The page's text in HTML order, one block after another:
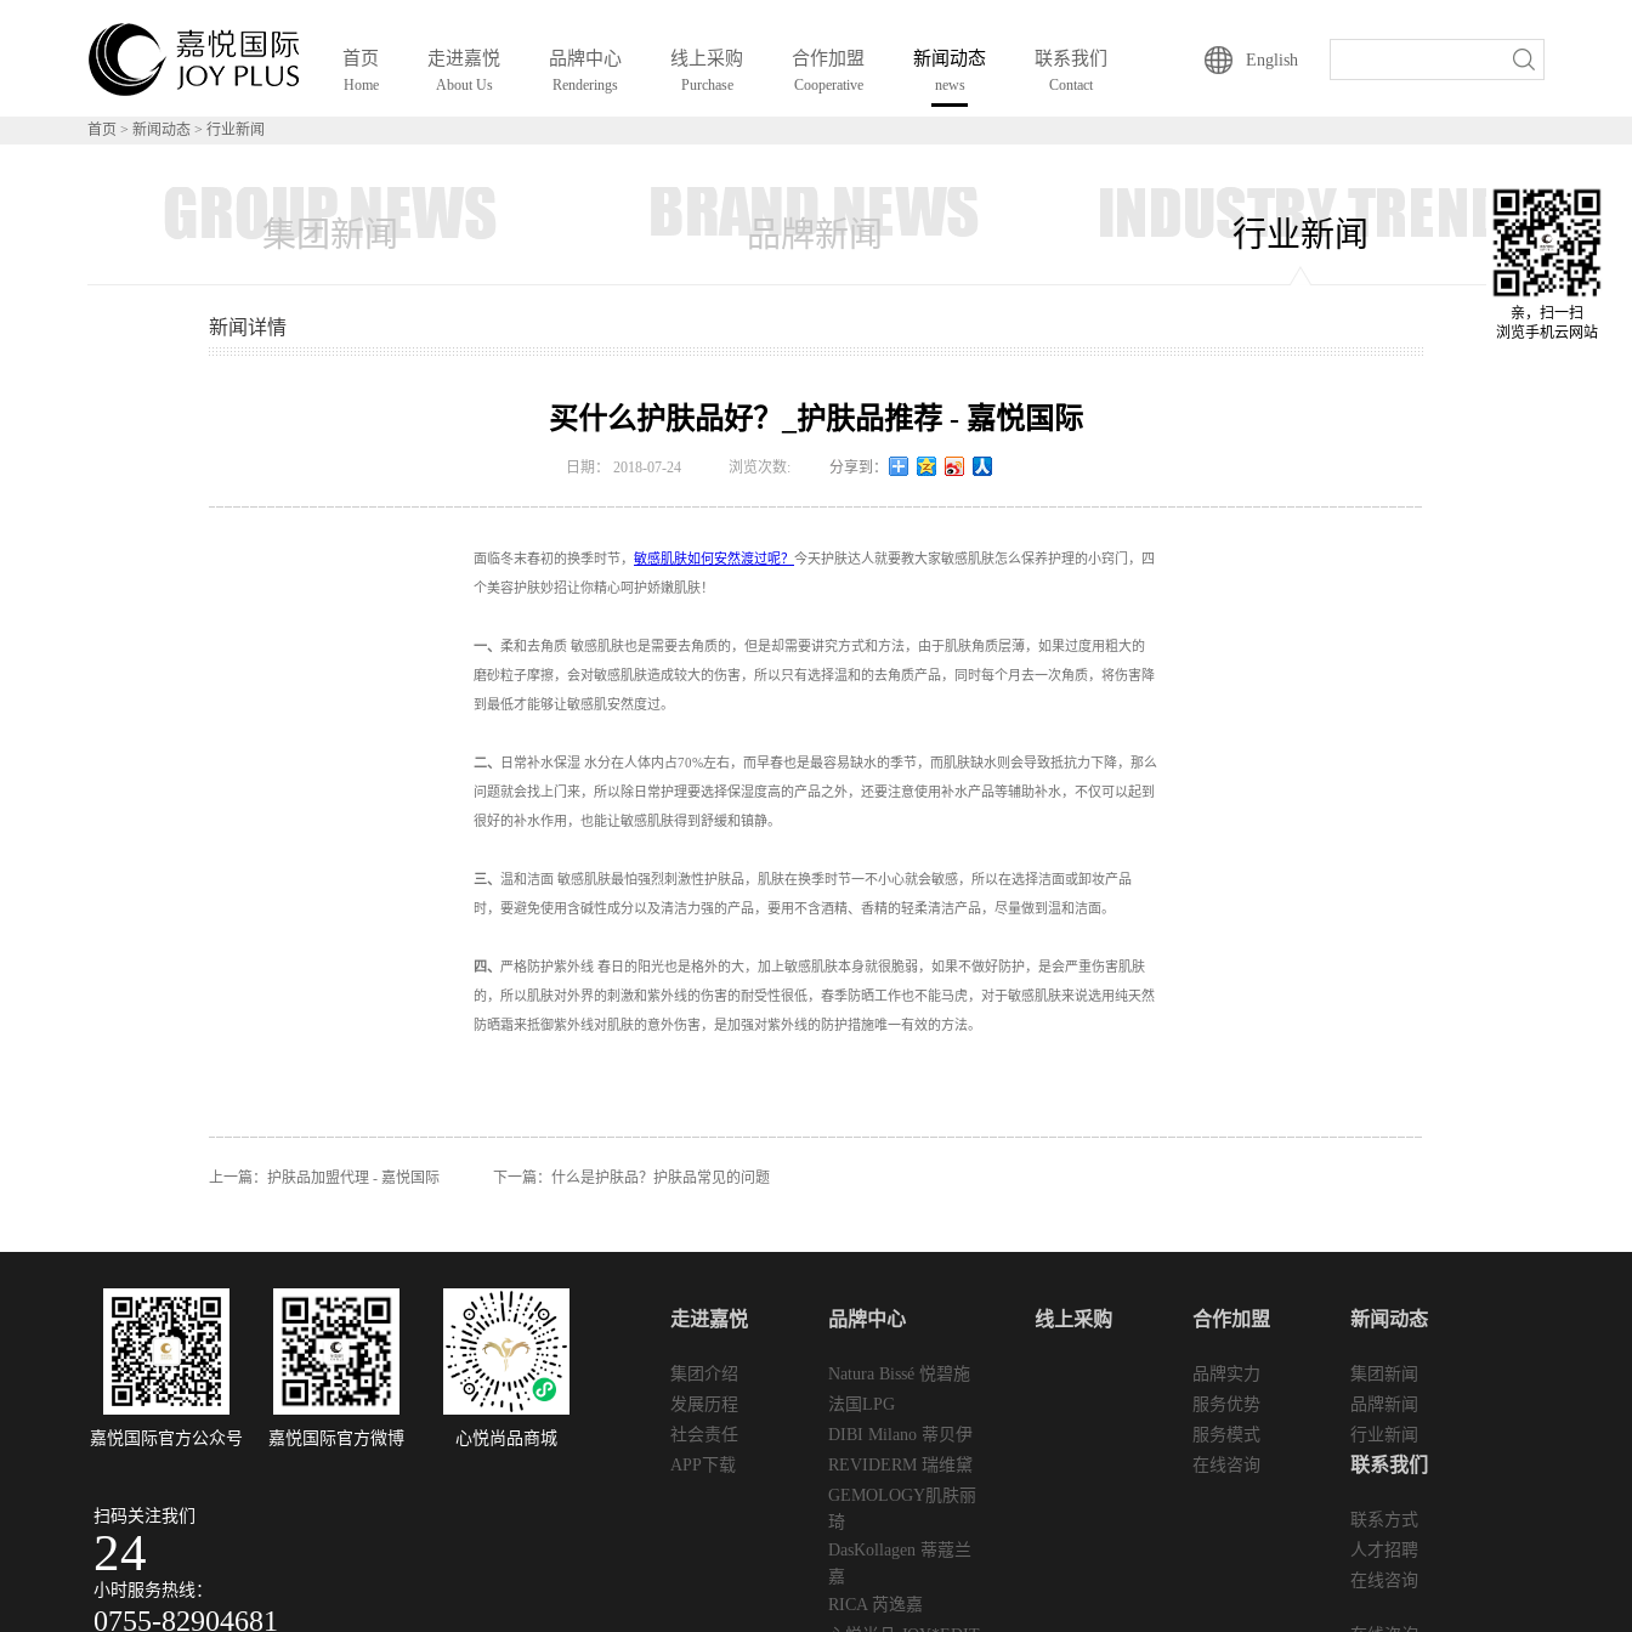
首页
Home
走进嘉悦
About Us
品牌中心
Renderings
线上采购
Purchase
合作加盟
Cooperative
新闻动态
news
联系我们
Contact
English
首页 > 新闻动态 > 行业新闻
集团新闻 品牌新闻 行业新闻
新闻详情
分享到：
买什么护肤品好？_护肤品推荐 - 嘉悦国际
日期： 2018-07-24 浏览次数:
面临冬末春初的换季时节， 敏感肌肤如何安然渡过呢？ 今天护肤达人就要教大家敏感肌肤怎么保养护理的小窍门，四
个美容护肤妙招让你精心呵护娇嫩肌肤！
一、 柔和去角质 敏感肌肤也是需要去角质的，但是却需要讲究方式和方法，由于肌肤角质层薄，如果过度用粗大的
磨砂粒子摩擦，会对敏感肌肤造成较大的伤害，所以只有选择温和的去角质产品，同时每个月去一次角质，将伤害降
到最低才能够让敏感肌安然度过。
二、
日常补水保湿 水分在人体内占70%左右，而早春也是最容易缺水的季节，而肌肤缺水则会导致抵抗力下降，那么
问题就会找上门来，所以除日常护理要选择保湿度高的产品之外，还要注意使用补水产品等辅助补水，不仅可以起到
很好的补水作用，也能让敏感肌肤得到舒缓和镇静。
三、 温和洁面 敏感肌肤最怕强烈刺激性护肤品，肌肤在换季时节一不小心就会敏感，所以在选择洁面或卸妆产品
时，要避免使用含碱性成分以及清洁力强的产品，要用不含酒精、香精的轻柔清洁产品，尽量做到温和洁面。
四、 严格防护紫外线 春日的阳光也是格外的大，加上敏感肌肤本身就很脆弱，如果不做好防护，是会严重伤害肌肤
的，所以肌肤对外界的刺激和紫外线的伤害的耐受性很低，春季防晒工作也不能马虎，对于敏感肌肤来说选用纯天然
防晒霜来抵御紫外线对肌肤的意外伤害，是加强对紫外线的防护措施唯一有效的方法。
上一篇： 护肤品加盟代理 - 嘉悦国际 下一篇： 什么是护肤品？护肤品常见的问题
嘉悦国际官方公众号 嘉悦国际官方微博 心悦尚品商城
扫码关注我们
24
小时服务热线：
0755-82904681
走进嘉悦
集团介绍
发展历程
社会责任
APP下载
品牌中心
Natura Bissé 悦碧施
法国LPG
DIBI Milano 蒂贝伊
REVIDERM 瑞维黛
GEMOLOGY肌肤丽
琦
DasKollagen 蒂蔻兰
嘉
RICA 芮逸嘉
线上采购 合作加盟
品牌实力
服务优势
服务模式
在线咨询
新闻动态
集团新闻
品牌新闻
行业新闻
联系我们
联系方式
人才招聘
在线咨询
亲，扫一扫
浏览手机云网站